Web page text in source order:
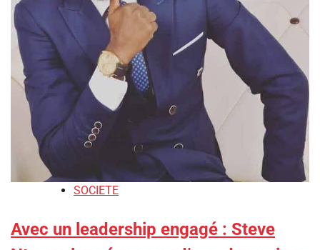
SOCIETE
Avec un leadership engagé : Steve